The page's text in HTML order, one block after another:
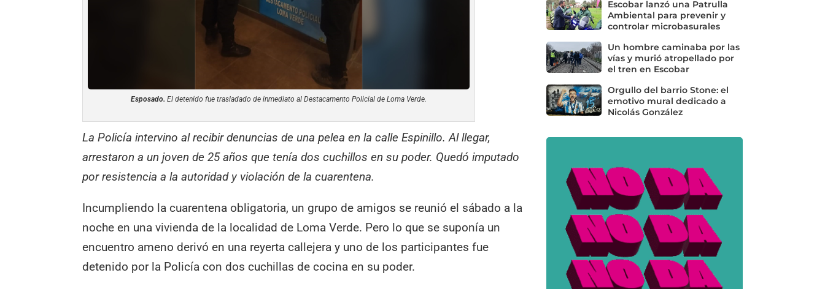
Esposado. El detenido fue trasladado de inmediato al Destacamento Policial de Loma Verde.
La Policía intervino al recibir denuncias de una pelea en la calle Espinillo. Al llegar,
arrestaron a un joven de 25 años que tenía dos cuchillos en su poder. Quedó imputado
por resistencia a la autoridad y violación de la cuarentena.
Incumpliendo la cuarentena obligatoria, un grupo de amigos se reunió el sábado a la
noche en una vivienda de la localidad de Loma Verde. Pero lo que se suponía un
encuentro ameno derivó en una reyerta callejera y uno de los participantes fue
detenido por la Policía con dos cuchillas de cocina en su poder.
Escobar lanzó una Patrulla
Ambiental para prevenir y
controlar microbasurales
Un hombre caminaba por las
vías y murió atropellado por
el tren en Escobar
Orgullo del barrio Stone: el
emotivo mural dedicado a
Nicolás González